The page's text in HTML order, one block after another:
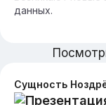
данных.
Сущность